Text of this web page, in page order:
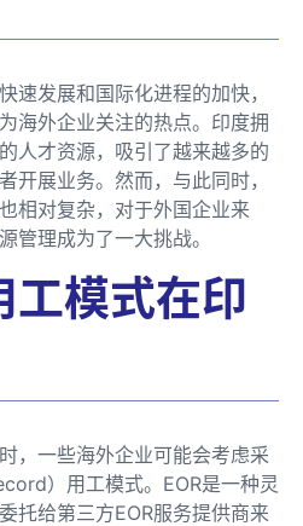
速发展和国际化进程的加快，
海外企业关注的热点。印度拥
人才资源，吸引了越来越多的
开展业务。然而，与此同时，
相对复杂，对于外国企业来
管理成为了一大挑战。
工模式在印
，一些海外企业可能会考虑采
）用工模式。EOR是一种灵
托给第三方EOR服务提供商来